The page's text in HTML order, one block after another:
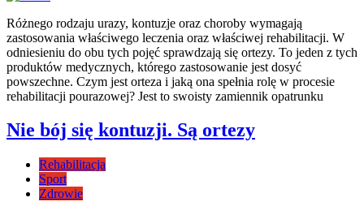
Różnego rodzaju urazy, kontuzje oraz choroby wymagają
zastosowania właściwego leczenia oraz właściwej rehabilitacji. W
odniesieniu do obu tych pojęć sprawdzają się ortezy. To jeden z tych
produktów medycznych, którego zastosowanie jest dosyć
powszechne. Czym jest orteza i jaką ona spełnia rolę w procesie
rehabilitacji pourazowej? Jest to swoisty zamiennik opatrunku
Nie bój się kontuzji. Są ortezy
Rehabilitacja
Sport
Zdrowie